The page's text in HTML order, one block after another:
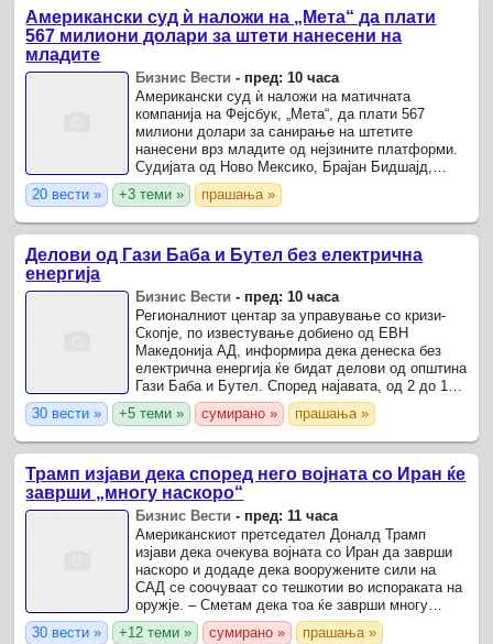
Американски суд ѝ наложи на „Мета“ да плати
567 милиони долари за штети нанесени на
младите
Бизнис Вести - пред: 10 часа
Американски суд ѝ наложи на матичната
компанија на Фејсбук, „Мета“, да плати 567
милиони долари за санирање на штетите
нанесени врз младите од нејзините платформи.
Судијата од Ново Мексико, Брајан Бидшајд,
пресуди дека платформите на „Мета“
претставуваат „јавна опасност“ и дека ...
20 вести » +3 теми » прашања »
Делови од Гази Баба и Бутел без електрична
енергија
Бизнис Вести - пред: 10 часа
Регионалниот центар за управување со кризи-
Скопје, по известување добиено од ЕВН
Македонија АД, информира дека денеска без
електрична енергија ќе бидат делови од општина
Гази Баба и Бутел. Според најавата, од 2 до 10
часот струја ќе немаат корисниците од Колонија
и Идризово, ...
30 вести » +5 теми » сумирано » прашања »
Трамп изјави дека според него војната со Иран ќе
заврши „многу наскоро“
Бизнис Вести - пред: 11 часа
Американскиот претседател Доналд Трамп
изјави дека очекува војната со Иран да заврши
наскоро и додаде дека вооружените сили на
САД се соочуваат со тешкотии во испораката на
оружје. – Сметам дека тоа ќе заврши многу
наскоро.
30 вести » +12 теми » сумирано » прашања »